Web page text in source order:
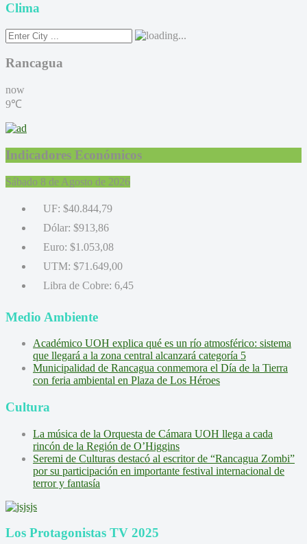
Clima
Rancagua
now
9℃
Indicadores Económicos
Sábado 8 de Agosto de 2026
UF: $40.844,79
Dólar: $913,86
Euro: $1.053,08
UTM: $71.649,00
Libra de Cobre: 6,45
Medio Ambiente
Académico UOH explica qué es un río atmosférico: sistema
que llegará a la zona central alcanzará categoría 5
Municipalidad de Rancagua conmemora el Día de la Tierra
con feria ambiental en Plaza de Los Héroes
Cultura
La música de la Orquesta de Cámara UOH llega a cada
rincón de la Región de O’Higgins
Seremi de Culturas destacó al escritor de “Rancagua Zombi”
por su participación en importante festival internacional de
terror y fantasía
Los Protagonistas TV 2025